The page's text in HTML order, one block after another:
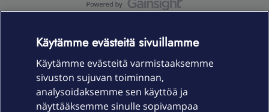
Laitteet & liittymät
Käytämme evästeitä sivuillamme
Käytämme evästeitä varmistaaksemme
sivuston sujuvan toiminnan,
analysoidaksemme sen käyttöä ja
näyttääksemme sinulle sopivampaa